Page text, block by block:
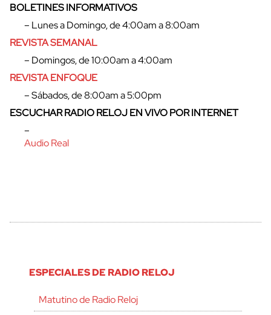
BOLETINES INFORMATIVOS
– Lunes a Domingo, de 4:00am a 8:00am
REVISTA SEMANAL
– Domingos, de 10:00am a 4:00am
REVISTA ENFOQUE
– Sábados, de 8:00am a 5:00pm
ESCUCHAR RADIO RELOJ EN VIVO POR INTERNET
–
Audio Real
ESPECIALES DE RADIO RELOJ
Matutino de Radio Reloj